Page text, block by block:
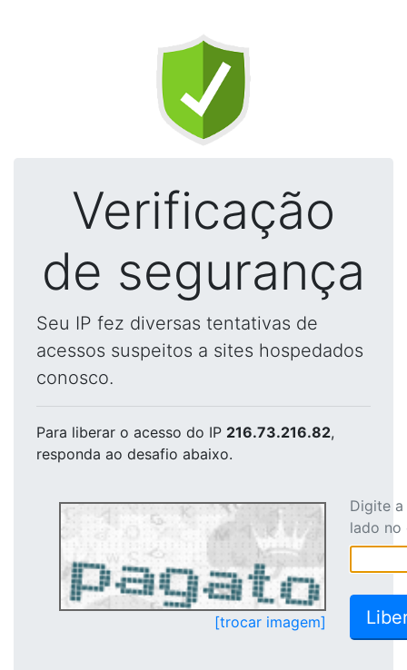
Verificação
de segurança
Seu IP fez diversas tentativas de
acessos suspeitos a sites hospedados
conosco.
Para liberar o acesso do IP 216.73.216.82,
responda ao desafio abaixo.
[trocar imagem]
Digite
lado no